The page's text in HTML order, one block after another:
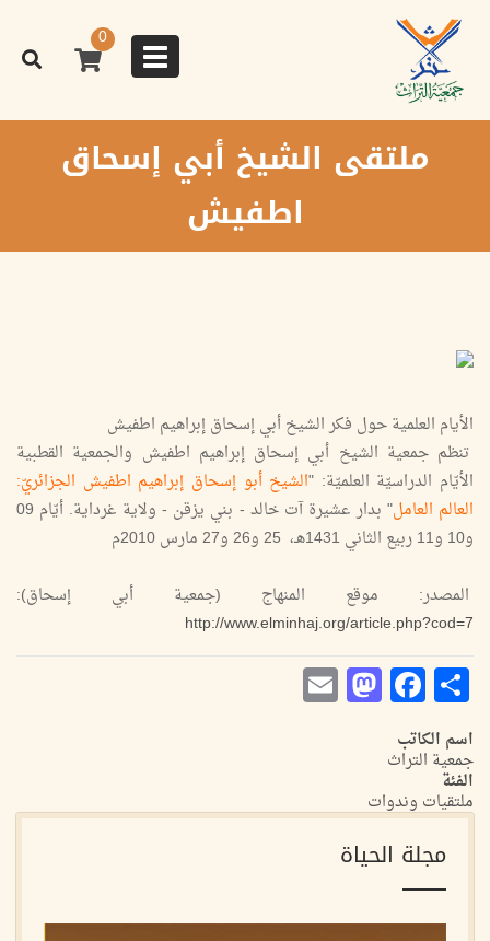
المحتوى
الرئيسي
Toggle
navigation
0
ملتقى الشيخ أبي إسحاق
اطفيش
الأيام العلمية حول فكر الشيخ أبي إسحاق إبراهيم اطفيش
تنظم جمعية الشيخ أبي إسحاق إبراهيم اطفيش والجمعية القطبية
الأيّام الدراسيّة العلميّة: "الشيخ أبو إسحاق إبراهيم اطفيش الجزائريّ:
العالم العامل
" بدار عشيرة آت خالد - بني يزقن - ولاية غرداية. أيّام 09
و10 و11 ربيع الثاني 1431هـ، 25 و26 و27 مارس 2010م
المصدر: موقع المنهاج (جمعية أبي إسحاق):
http://www.elminhaj.org/article.php?cod=7
Share
Facebook
Mastodon
اسم الكاتب
جمعية التراث
الفئة
ملتقيات وندوات
مجلة الحياة